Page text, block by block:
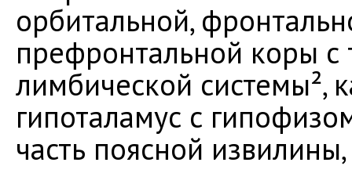
орбитальной,
префронтальной коры
лимбической системы²,
гипоталамус с
часть поясной